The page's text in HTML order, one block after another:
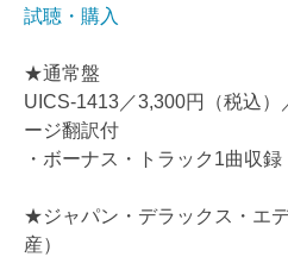
試聴・購入
★通常盤
UICS-1413／3,300円（税込
ージ翻訳付
・ボーナス・トラック1曲収録
★ジャパン・デラックス・エ
産）